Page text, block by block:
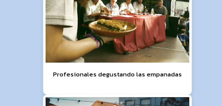
Profesionales degustando las empanadas